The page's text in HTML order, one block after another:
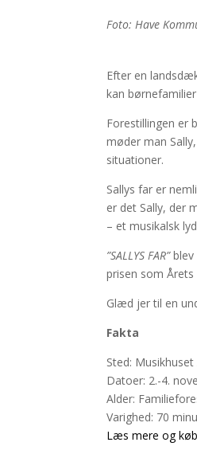
Foto: Have
Efter en
kan
Forestillingen er
møder man
situationer.
Sallys far er
er det Sally, der
– et musikalsk
”SALLYS FAR”blev
prisen som
Glæd jer til en
Fakta
Sted: Musikhuset
Datoer: 2.-4.
Alder:
Varighed: 70
Læs mere og